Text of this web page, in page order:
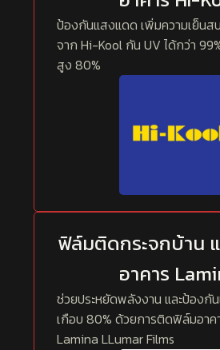
ป้องกันแสงแดด เพิ่มความเย็นส
จาก Hi-Kool กัน UV ได้กว่า
สูง 80%
ฟิล์มติดกระจกบ้าน
อาคาร
ช่วยประหยัดพลังงาน และป้องกั
เกือบ 80% ด้วยการติดฟิล์มอาค
Lamina LLumar Films